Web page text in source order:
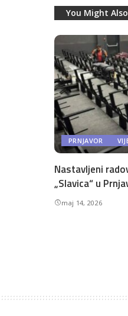
You Might
PRNJAVOR
Nastavljeni
„Slavica“ u
maj 14, 2026